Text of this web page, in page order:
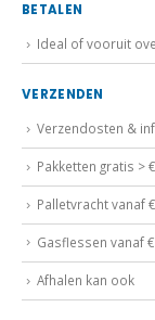
BETALEN
Ideal of vooruit
VERZENDEN
Verzendosten &
Pakketten gratis >
Palletvracht vanaf
Gasflessen vanaf
Afhalen kan ook